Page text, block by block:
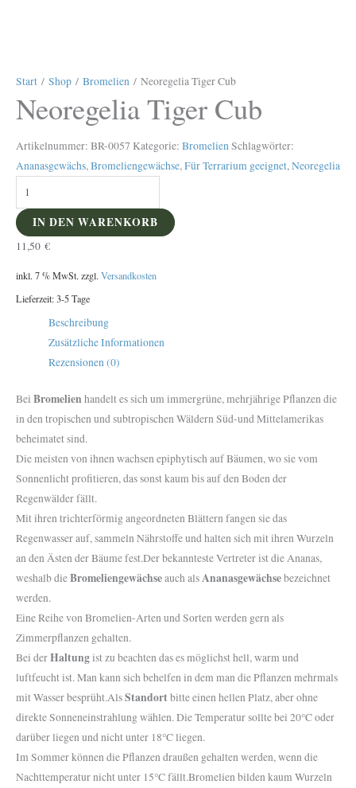
Start / Shop / Bromelien / Neoregelia Tiger Cub
Neoregelia Tiger Cub
Artikelnummer: BR-0057 Kategorie: BromelienSchlagwörter:
Ananasgewächs,Bromeliengewächse,Für Terrarium geeignet,Neoregelia
IN DEN WARENKORB
11,50 €
inkl. 7 % MwSt. zzgl. Versandkosten
Lieferzeit:3-5 Tage
Beschreibung
Zusätzliche Informationen
Rezensionen (0)
Bei Bromelien handelt es sich um immergrüne, mehrjährige Pflanzen die
in den tropischen und subtropischen Wäldern Süd-und Mittelamerikas
beheimatet sind.
Die meisten von ihnen wachsen epiphytisch auf Bäumen, wo sie vom
Sonnenlicht profitieren, das sonst kaum bis auf den Boden der
Regenwälder fällt.
Mit ihren trichterförmig angeordneten Blättern fangen sie das
Regenwasser auf, sammeln Nährstoffe und halten sich mit ihren Wurzeln
an den Ästen der Bäume fest.Der bekannteste Vertreter ist die Ananas,
weshalb dieBromeliengewächseauch alsAnanasgewächsebezeichnet
werden.
Eine Reihe von Bromelien-Arten und Sorten werden gern als
Zimmerpflanzen gehalten.
Bei derHaltungist zu beachten das es möglichst hell, warm und
luftfeucht ist. Man kann sich behelfen in dem man die Pflanzen mehrmals
mit Wasser besprüht.AlsStandortbitte einen hellen Platz, aber ohne
direkte Sonneneinstrahlung wählen. Die Temperatur sollte bei 20°C oder
darüber liegen und nicht unter 18°C liegen.
Im Sommer können die Pflanzen draußen gehalten werden, wenn die
Nachttemperatur nicht unter 15°C fällt.Bromelien bilden kaum Wurzeln